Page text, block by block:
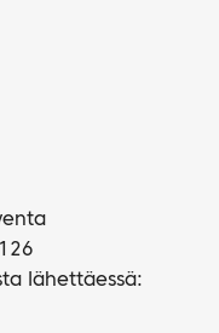
lähettäessä: